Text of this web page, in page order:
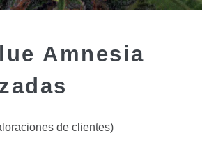
Amnesia
de clientes)